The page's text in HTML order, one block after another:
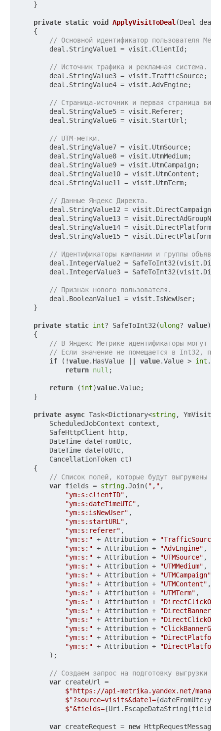
    }
private static void ApplyVisitToDeal (Deal
    {
// Основной идентификатор пользователя
        deal.StringValue1 = visit.ClientId;
// Источник трафика и рекламная система.
        deal.StringValue3 = visit.TrafficSource;
        deal.StringValue4 = visit.AdvEngine;
// Страница-источник и первая страница
        deal.StringValue5 = visit.Referer;
        deal.StringValue6 = visit.StartUrl;
// UTM-метки.
        deal.StringValue7 = visit.UtmSource;
        deal.StringValue8 = visit.UtmMedium;
        deal.StringValue9 = visit.UtmCampaign;
        deal.StringValue10 = visit.UtmContent;
        deal.StringValue11 = visit.UtmTerm;
// Данные Яндекс Директа.
deal.StringValue12 =
deal.StringValue13 =
        deal.StringValue14 = visit.DirectPlatform;
deal.StringValue15 =
// Идентификаторы кампании и группы
deal.IntegerValue2 =
deal.IntegerValue3 =
// Признак нового пользователя.
        deal.BooleanValue1 = visit.IsNewUser;
    }
private static int? SafeToInt32(ulong? value)
    {
// В Яндекс Метрике идентификаторы могут
// Если значение не помещается в Int32,
if (!value.HasValue || value.Value > int
return null ;
return (int)value.Value;
    }
private async Task<Dictionary<string,
        ScheduledJobContext context,
        SafeHttpClient http,
        DateTime dateFromUtc,
        DateTime dateToUtc,
        CancellationToken ct)
    {
// Список полей, которые будут выгружены
var fields = string.Join( "," ,
"ym:s:clientID" ,
"ym:s:dateTimeUTC" ,
"ym:s:isNewUser" ,
"ym:s:startURL" ,
"ym:s:referer" ,
"ym:s:" + Attribution + "TrafficSource"
"ym:s:" + Attribution + "AdvEngine" ,
"ym:s:" + Attribution + "UTMSource" ,
"ym:s:" + Attribution + "UTMMedium" ,
"ym:s:" + Attribution + "UTMCampaign"
"ym:s:" + Attribution + "UTMContent" ,
"ym:s:" + Attribution + "UTMTerm" ,
"ym:s:" + Attribution +
"ym:s:" + Attribution +
"ym:s:" + Attribution +
"ym:s:" + Attribution +
"ym:s:" + Attribution +
"ym:s:" + Attribution +
        );
// Создаем запрос на подготовку выгрузки
var createUrl =
$"https://api-metrika.yandex.net/
$"?source=visits&date1=
$"&fields=
var createRequest = new